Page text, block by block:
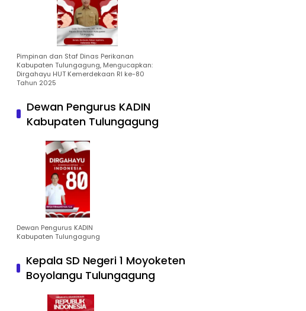
Pimpinan dan Staf Dinas Perikanan
Kabupaten Tulungagung, Mengucapkan:
Dirgahayu HUT Kemerdekaan RI ke-80
Tahun 2025
Dewan Pengurus KADIN
Kabupaten Tulungagung
Dewan Pengurus KADIN
Kabupaten Tulungagung
Kepala SD Negeri 1 Moyoketen
Boyolangu Tulungagung